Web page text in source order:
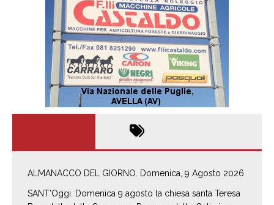
ALMANACCO DEL GIORNO. Domenica, 9 Agosto 2026
SANT’Oggi. Domenica 9 agosto la chiesa santa Teresa